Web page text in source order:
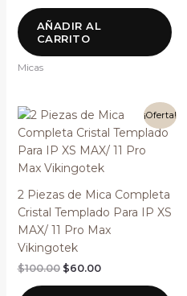
AÑADIR AL
CARRITO
Micas
¡Oferta!
2 Piezas de Mica Completa
Cristal Templado Para IP XS
MAX/ 11 Pro Max
Vikingotek
$100.00
El
original
era:
$100.00.
$60.00
El
actual
es:
$60.00.